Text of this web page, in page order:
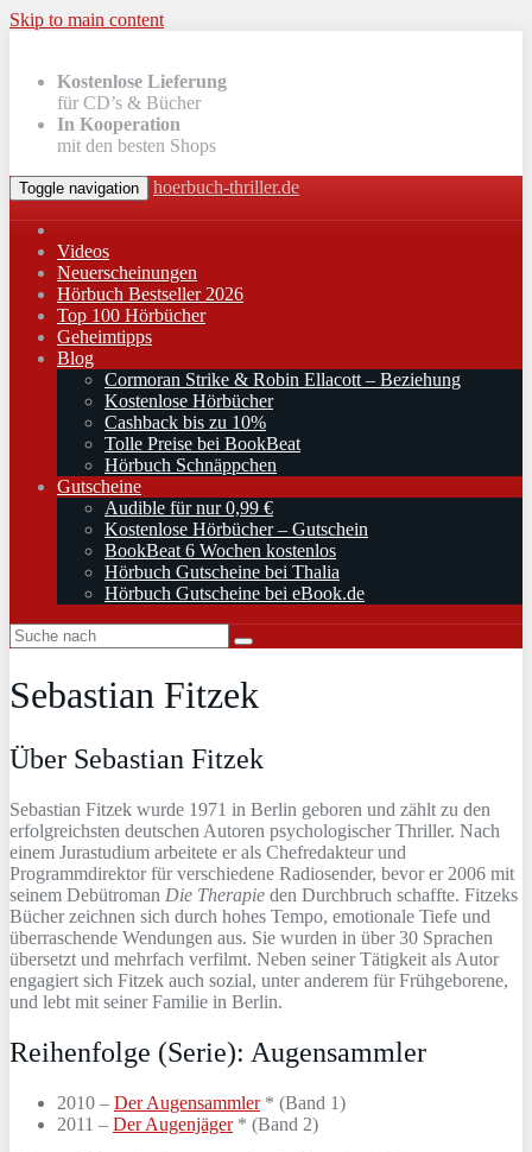
Skip to main content
Kostenlose Lieferung
für CD’s & Bücher
In Kooperation
mit den besten Shops
Toggle navigation hoerbuch-thriller.de
Videos
Neuerscheinungen
Hörbuch Bestseller 2026
Top 100 Hörbücher
Geheimtipps
Blog
Cormoran Strike & Robin Ellacott – Beziehung
Kostenlose Hörbücher
Cashback bis zu 10%
Tolle Preise bei BookBeat
Hörbuch Schnäppchen
Gutscheine
Audible für nur 0,99 €
Kostenlose Hörbücher – Gutschein
BookBeat 6 Wochen kostenlos
Hörbuch Gutscheine bei Thalia
Hörbuch Gutscheine bei eBook.de
Sebastian Fitzek
Über Sebastian Fitzek
Sebastian Fitzek wurde 1971 in Berlin geboren und zählt zu den
erfolgreichsten deutschen Autoren psychologischer Thriller. Nach
einem Jurastudium arbeitete er als Chefredakteur und
Programmdirektor für verschiedene Radiosender, bevor er 2006 mit
seinem Debütroman Die Therapie den Durchbruch schaffte. Fitzeks
Bücher zeichnen sich durch hohes Tempo, emotionale Tiefe und
überraschende Wendungen aus. Sie wurden in über 30 Sprachen
übersetzt und mehrfach verfilmt. Neben seiner Tätigkeit als Autor
engagiert sich Fitzek auch sozial, unter anderem für Frühgeborene,
und lebt mit seiner Familie in Berlin.
Reihenfolge (Serie): Augensammler
2010 – Der Augensammler* (Band 1)
2011 – Der Augenjäger* (Band 2)